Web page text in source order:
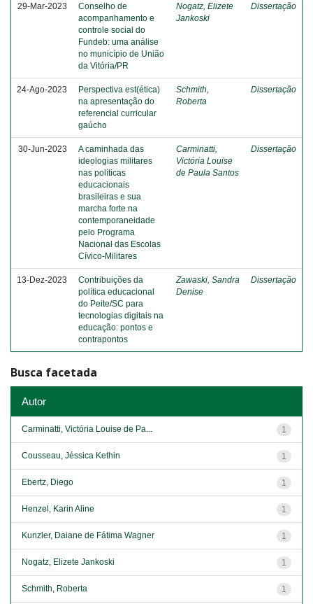
29-Mar-2023
Conselho de
acompanhamento e
controle social do
Fundeb: uma análise
no município de União
da Vitória/PR
Nogatz, Elizete
Jankoski
Dissertação
24-Ago-2023
Perspectiva est(ética)
na apresentação do
referencial curricular
gaúcho
Schmith,
Roberta
Dissertação
30-Jun-2023
A caminhada das
ideologias militares
nas políticas
educacionais
brasileiras e sua
marcha forte na
contemporaneidade
pelo Programa
Nacional das Escolas
Cívico-Militares
Carminatti,
Victória Louise
de Paula Santos
Dissertação
13-Dez-2023
Contribuições da
política educacional
do Peite/SC para
tecnologias digitais na
educação: pontos e
contrapontos
Zawaski, Sandra
Denise
Dissertação
Busca facetada
Autor
1
Carminatti, Victória Louise de Pa...
1
Cousseau, Jéssica Kethin
1
Ebertz, Diego
1
Henzel, Karin Aline
1
Kunzler, Daiane de Fátima Wagner
1
Nogatz, Elizete Jankoski
1
Schmith, Roberta